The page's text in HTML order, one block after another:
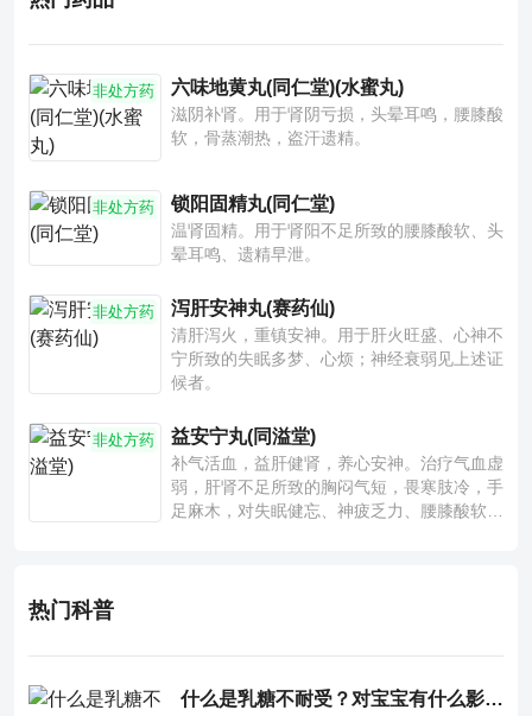
非处方药 六味地黄丸(同仁堂)(水蜜丸)
滋阴补肾。用于肾阴亏损，头晕耳鸣，腰膝酸
软，骨蒸潮热，盗汗遗精。
非处方药 锁阳固精丸(同仁堂)
温肾固精。用于肾阳不足所致的腰膝酸软、头
晕耳鸣、遗精早泄。
非处方药 泻肝安神丸(赛药仙)
清肝泻火，重镇安神。用于肝火旺盛、心神不
宁所致的失眠多梦、心烦；神经衰弱见上述证
候者。
非处方药 益安宁丸(同溢堂)
补气活血，益肝健肾，养心安神。治疗气血虚
弱，肝肾不足所致的胸闷气短，畏寒肢冷，手
足麻木，对失眠健忘、神疲乏力、腰膝酸软也
热门科普
什么是乳糖不耐受？对宝宝有什么影响？